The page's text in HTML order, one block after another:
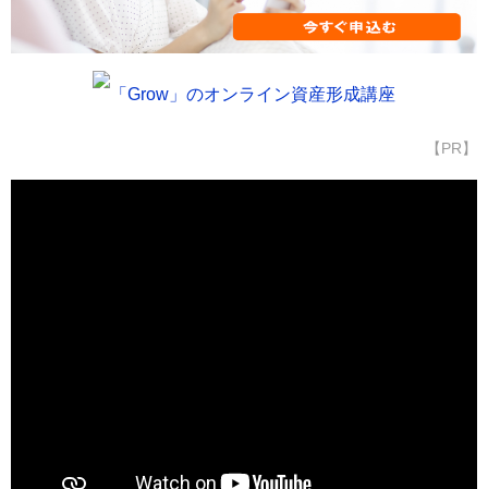
「Grow」のオンライン資産形成講座
【PR】